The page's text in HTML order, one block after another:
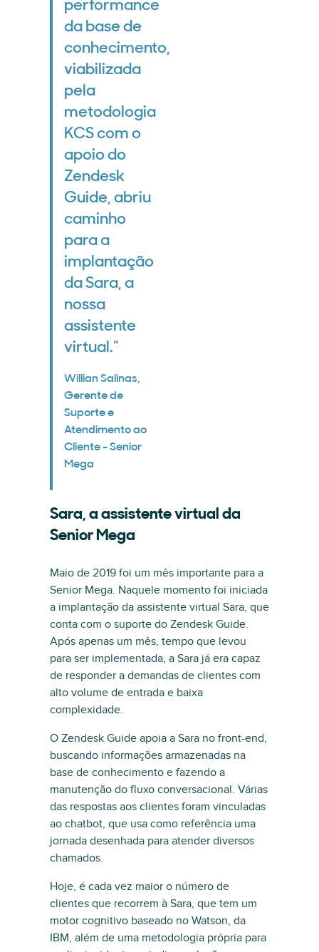
performance
da base de
conhecimento,
viabilizada
pela
metodologia
KCS com o
apoio do
Zendesk
Guide, abriu
caminho
para a
implantação
da Sara, a
nossa
assistente
virtual.”
Willian Salinas,
Gerente de
Suporte e
Atendimento ao
Cliente - Senior
Mega
Sara, a assistente virtual da
Senior Mega
Maio de 2019 foi um mês importante para a
Senior Mega. Naquele momento foi iniciada
a implantação da assistente virtual Sara, que
conta com o suporte do Zendesk Guide.
Após apenas um mês, tempo que levou
para ser implementada, a Sara já era capaz
de responder a demandas de clientes com
alto volume de entrada e baixa
complexidade.
O Zendesk Guide apoia a Sara no front-end,
buscando informações armazenadas na
base de conhecimento e fazendo a
manutenção do fluxo conversacional. Várias
das respostas aos clientes foram vinculadas
ao chatbot, que usa como referência uma
jornada desenhada para atender diversos
chamados.
Hoje, é cada vez maior o número de
clientes que recorrem à Sara, que tem um
motor cognitivo baseado no Watson, da
IBM, além de uma metodologia própria para